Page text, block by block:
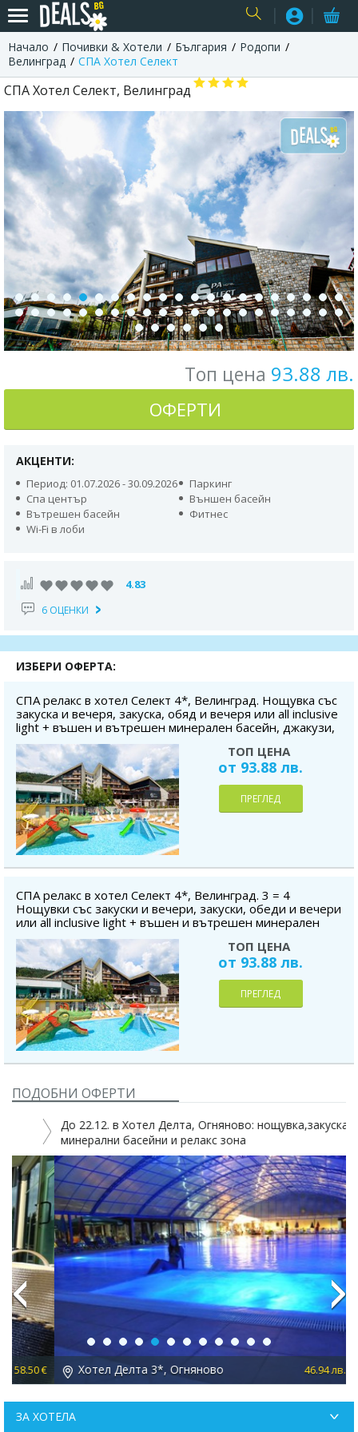
Начало Почивки & Хотели България
Родопи
Велинград
СПА Хотел Селект
СПА Хотел Селект, Велинград
Топ цена 93.88 лв.
ОФЕРТИ
АКЦЕНТИ:
Период: 01.07.2026 - 30.09.2026
Паркинг
Спа център
Външен басейн
Вътрешен басейн
Фитнес
Wi-Fi в лоби
4.83
6 ОЦЕНКИ
ИЗБЕРИ ОФЕРТА:
СПА релакс в хотел Селект 4*, Велинград. Нощувка със
закуска и вечеря, закуска, обяд и вечеря или all inclusive
light + въшен и вътрешен минерален басейн, джакузи,
сауна, безплатно за дете до 5.99 г.
ТОП ЦЕНА
от 93.88 лв.
ПРЕГЛЕД
СПА релакс в хотел Селект 4*, Велинград. 3 = 4
Нощувки със закуски и вечери, закуски, обеди и вечери
или all inclusive light + въшен и вътрешен минерален
басейн, джакузи, сауна, безплатно за дете до 5.99 г.
ТОП ЦЕНА
от 93.88 лв.
ПРЕГЛЕД
ПОДОБНИ ОФЕРТИ
До 22.12. в Хотел Делта, Огняново: нощувка,закуска,
минерални басейни и релакс зона
Хотел Делта 3*, Огняново 46.94 лв. 24.00 €
Previous Next
ЗА ХОТЕЛА